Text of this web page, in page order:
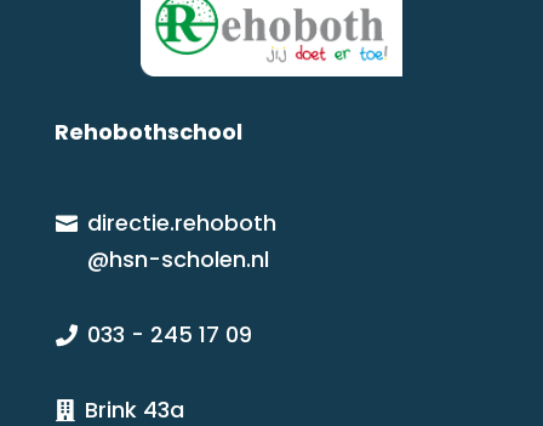
Rehobothschool
 directie.rehoboth
@hsn-scholen.nl
 033 - 245 17 09

Brink 43a